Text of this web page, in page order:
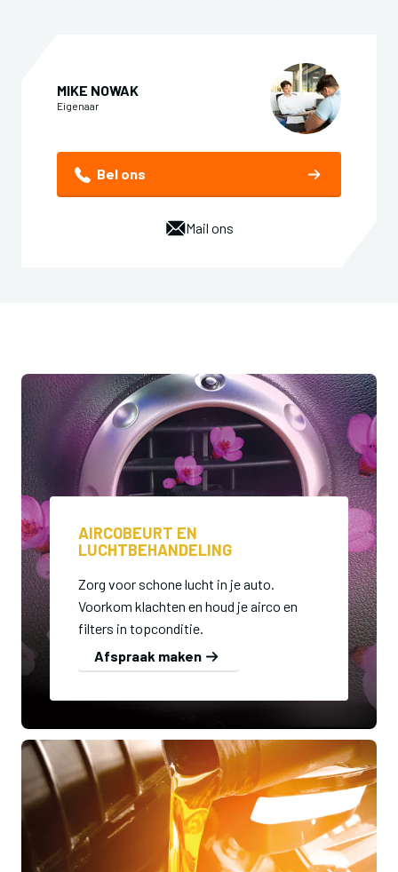
MIKE NOWAK
Eigenaar
Bel ons
Mail ons
AIRCOBEURT EN
LUCHTBEHANDELING
Zorg voor schone lucht in je auto.
Voorkom klachten en houd je airco en
filters in topconditie.
Afspraak maken